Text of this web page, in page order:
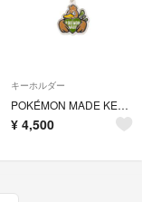
キーホルダー
POKÉMON MADE KEY RING #2
¥ 4,500